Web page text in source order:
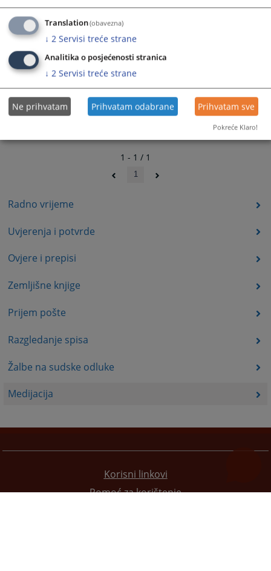
Radno vrijeme
Uvjerenja i potvrde
Ovjere i prepisi
Zemljišne knjige
Prijem pošte
Razgledanje spisa
Žalbe na sudske odluke
Medijacija
1 - 1 / 1
1
Korisni linkovi
Pomoć za korištenje
Translation(obavezna)
↓ 2 Servisi treće strane
Analitika o posjećenosti stranica
↓ 2 Servisi treće strane
Ne prihvatam Prihvatam odabrane Prihvatam sve
Pokreće Klaro!